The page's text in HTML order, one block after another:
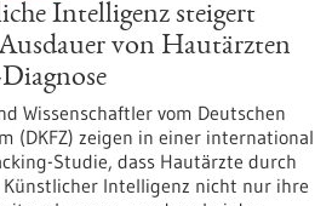
Intelligenz steigert
von Hautärzten
Wissenschaftler vom Deutschen
(DKFZ) zeigen in einer international
Studie, dass Hautärzte durch
Intelligenz nicht nur ihre